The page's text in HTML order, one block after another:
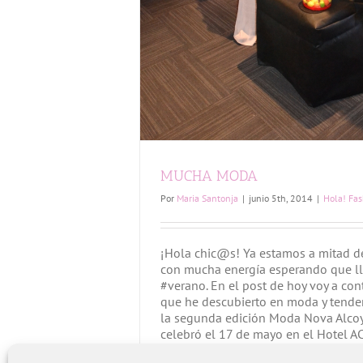
MUCHA MODA
Por Maria Santonja | junio 5th, 2014 | Hola!
¡Hola chic@s! Ya estamos a mitad
con mucha energía esperando que
#verano. En el post de hoy voy a
que he descubierto en moda y
la segunda edición Moda Nova
celebró el 17 de mayo en el Hotel